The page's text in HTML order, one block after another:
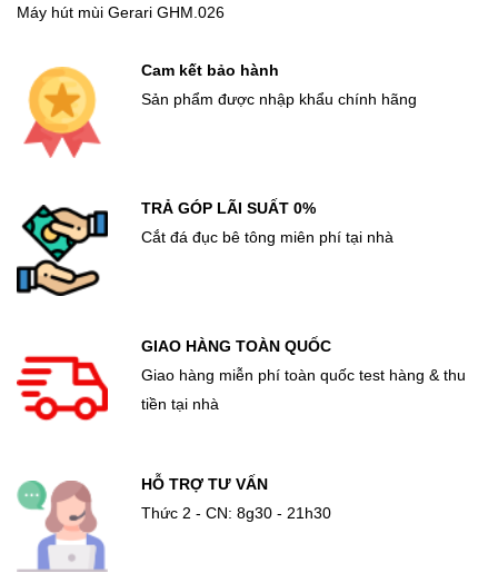
Máy hút mùi Gerari GHM.026
Cam kết bảo hành
Sản phẩm được nhập khẩu chính hãng
TRẢ GÓP LÃI SUẤT 0%
Cắt đá đục bê tông miên phí tại nhà
GIAO HÀNG TOÀN QUỐC
Giao hàng miễn phí toàn quốc test hàng & thu
tiền tại nhà
HỖ TRỢ TƯ VẤN
Thức 2 - CN: 8g30 - 21h30